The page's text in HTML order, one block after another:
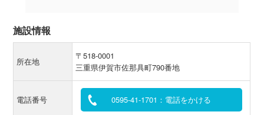
施設情報
所在地
〒518-0001
三重県伊賀市佐那具町790番地
電話番号 0595-41-1701：電話をかける